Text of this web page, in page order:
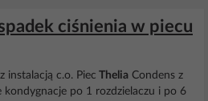
ciśnienia w piecu
instalacją c.o. Piec Thelia Condens z
kondygnacje po 1 rozdzielaczu i po 6